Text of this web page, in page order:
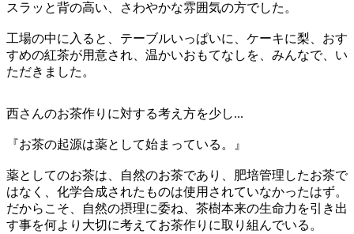
スラッと背の高い、さわやかな雰囲気の方でした。
工場の中に入ると、テーブルいっぱいに、ケーキに梨、おす
すめの紅茶が用意され、温かいおもてなしを、みんなで、い
ただきました。
西さんのお茶作りに対する考え方を少し...
『お茶の起源は薬として始まっている。』
薬としてのお茶は、自然のお茶であり、肥培管理したお茶で
はなく、化学合成されたものは使用されていなかったはず。
だからこそ、自然の摂理に委ね、茶樹本来の生命力を引き出
す事を何より大切に考えてお茶作りに取り組んでいる。